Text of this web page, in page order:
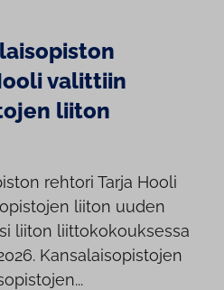
valittiin
liiton
rehtori Tarja Hooli
liiton uuden
liiton liittokokouksessa
Kansalaisopistojen